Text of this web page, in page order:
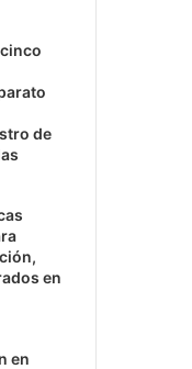
de
en
en